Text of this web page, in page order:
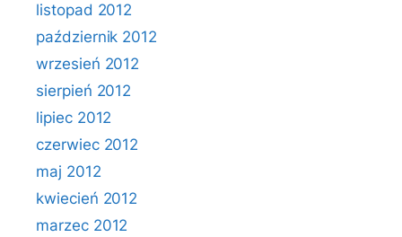
listopad 2012
październik 2012
wrzesień 2012
sierpień 2012
lipiec 2012
czerwiec 2012
maj 2012
kwiecień 2012
marzec 2012